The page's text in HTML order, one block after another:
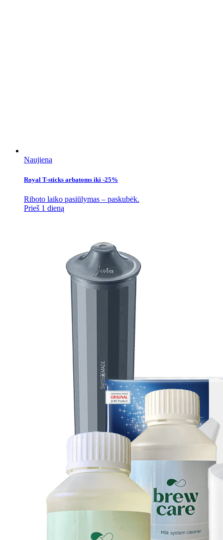
Naujiena
Royal T-sticks arbatoms iki -25%
Riboto laiko pasiūlymas – paskubėk.
Prieš 1 dieną